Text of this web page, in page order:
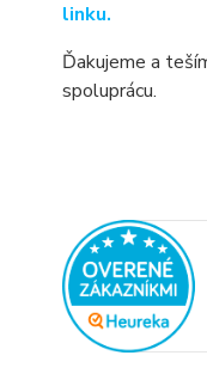
linku.
Ďakujeme a
spoluprácu.